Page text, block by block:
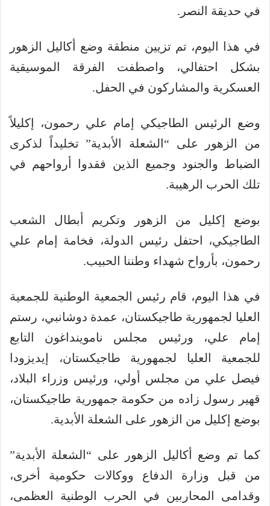
في حديقة النصر.
في هذا اليوم، تم تزيين منطقة وضع أكاليل الزهور
بشكل احتفالي، واصطفت الفرقة الموسيقية
العسكرية والمشاركون في الحفل.
وضع الرئيس الطاجيكي إمام علي رحمون، إكليلاً
من الزهور على “الشعلة الأبدية” تخليداً لذكرى
الضباط والجنود وجميع الذين فقدوا أرواحهم في
تلك الحرب الرهيبة.
بوضع إكليل من الزهور وتكريم أبطال الشعب
الطاجيكي، احتفل رئيس الدولة، فخامة إمام علي
رحمون، بأرواح شهداء وطننا الحبيب.
في هذا اليوم، قام رئيس الجمعية الوطنية للجمعية
العليا لجمهورية طاجيكستان، عمدة دوشانبي، رستم
إمام علي، ورئيس مجلس ناموينداغون التابع
للجمعية العليا لجمهورية طاجيكستان، إيديزودا
فيصل علي من مجلس أولي، ورئيس وزراء البلاد،
قهير رسول زاده من حكومة جمهورية طاجيكستان،
بوضع إكليل من الزهور على الشعلة الأبدية.
كما تم وضع أكاليل الزهور على “الشعلة الأبدية”
من قبل وزارة الدفاع ووكالات حكومية أخرى،
وقدامى المحاربين في الحرب الوطنية العظمى،